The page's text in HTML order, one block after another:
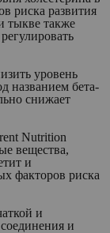
риска развития
тыкве также
уровень
названием бета-
снижает
Nutrition
вещества,
и
факторов риска
и
и